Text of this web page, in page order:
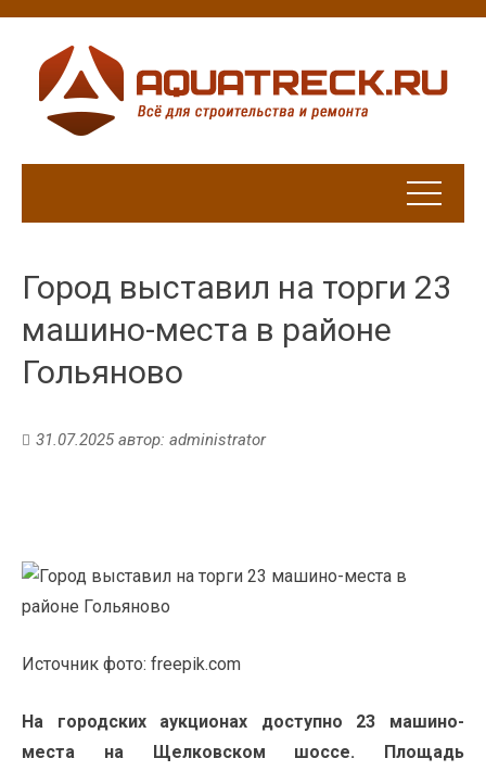
Город выставил на торги 23
машино-места в районе
Гольяново
31.07.2025автор: administrator
Источник фото: freepik.com
На городских аукционах доступно 23 машино-
места на Щелковском шоссе. Площадь